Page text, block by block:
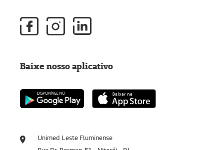
Unimed Leste Fluminense
Baixe nosso aplicativo